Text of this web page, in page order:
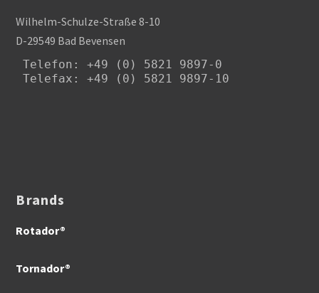
Wilhelm-Schulze-Straße 8-10
D-29549 Bad Bevensen
Telefon : +49 (0) 5821 9897-0
Telefax: +49 (0) 5821 9897-10
Brands
Rotador®
Tornador®